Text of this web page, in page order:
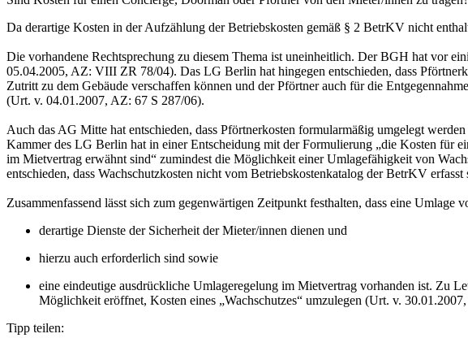
Da derartige Kosten in der Aufzählung der Betriebskosten gemäß § 2 BetrKV nicht
Die vorhandene Rechtsprechung zu diesem Thema ist uneinheitlich. Der BGH hat vor
05.04.2005, AZ: VIII ZR 78/04). Das LG Berlin hat hingegen entschieden, dass
Zutritt zu dem Gebäude verschaffen können und der Pförtner auch für die
(Urt. v. 04.01.2007, AZ: 67 S 287/06).
Auch das AG Mitte hat entschieden, dass Pförtnerkosten formularmäßig umgelegt
Kammer des LG Berlin hat in einer Entscheidung mit der Formulierung „die Kosten für
im Mietvertrag erwähnt sind“ zumindest die Möglichkeit einer Umlagefähigkeit von
entschieden, dass Wachschutzkosten nicht vom Betriebskostenkatalog der BetrKV
Zusammenfassend lässt sich zum gegenwärtigen Zeitpunkt festhalten, dass eine
derartige Dienste der Sicherheit der Mieter/innen dienen und
hierzu auch erforderlich sind sowie
eine eindeutige ausdrückliche Umlageregelung im Mietvertrag vorhanden ist. Zu
Möglichkeit eröffnet, Kosten eines „Wachschutzes“ umzulegen (Urt. v.
Tipp teilen: